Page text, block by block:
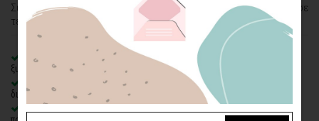
Σύνθεση γεωμετρικών σχημάτων σε μαύρο και μπλε. Μίνιμαλ θέμα σε
τετράπτυχο πίνακα.
100% πιστοποιημένος βαμβακερός καμβάς
σε τελάρο φυσικής
ξυλείας
Οικολογική εκτύπωση
με μελάνια νερού latex, χωρίς χημικούς
διαλύτες και οσμές